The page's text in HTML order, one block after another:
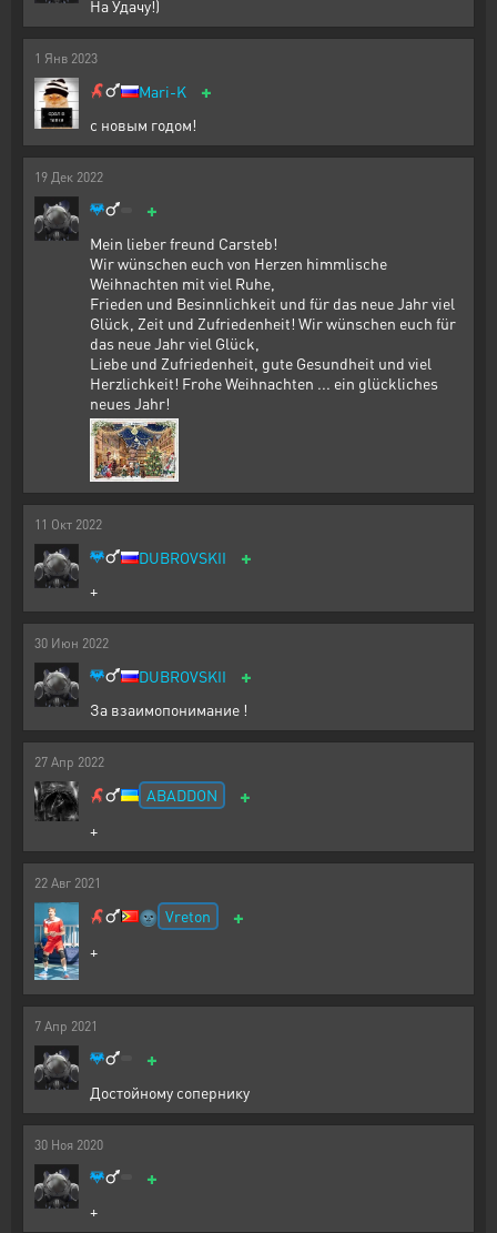
На Удачу!)
1 Янв 2023
Mari-K +
с новым годом!
19 Дек 2022
+
Mein lieber freund Carsteb!
Wir wünschen euch von Herzen himmlische
Weihnachten mit viel Ruhe,
Frieden und Besinnlichkeit und für das neue Jahr viel
Glück, Zeit und Zufriedenheit! Wir wünschen euch für
das neue Jahr viel Glück,
Liebe und Zufriedenheit, gute Gesundheit und viel
Herzlichkeit! Frohe Weihnachten ... ein glückliches
neues Jahr!
11 Окт 2022
DUBROVSKII +
+
30 Июн 2022
DUBROVSKII +
За взаимопонимание !
27 Апр 2022
ABADDON +
+
22 Авг 2021
🌚 Vreton +
+
7 Апр 2021
+
Достойному сопернику
30 Ноя 2020
+
+